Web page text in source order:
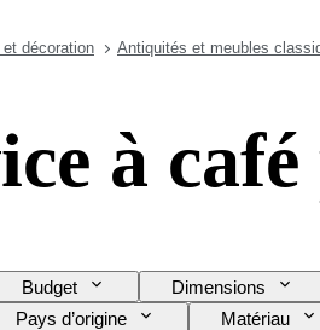
et décoration Antiquités et meubles
à
Budget Dimensions
Pays d’origine Matériau